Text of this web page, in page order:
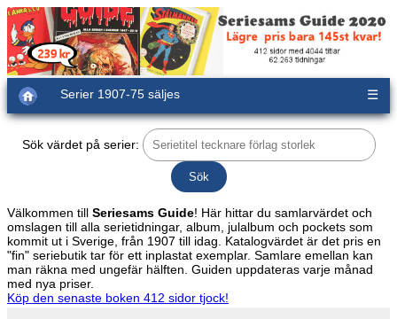
Serier 1907-75 säljes ☰
Sök värdet på serier:
Välkommen till Seriesams Guide! Här hittar du samlarvärdet och
omslagen till alla serietidningar, album, julalbum och pockets som
kommit ut i Sverige, från 1907 till idag. Katalogvärdet är det pris en
"fin" seriebutik tar för ett inplastat exemplar. Samlare emellan kan
man räkna med ungefär hälften. Guiden uppdateras varje månad
med nya priser.
Köp den senaste boken 412 sidor tjock!